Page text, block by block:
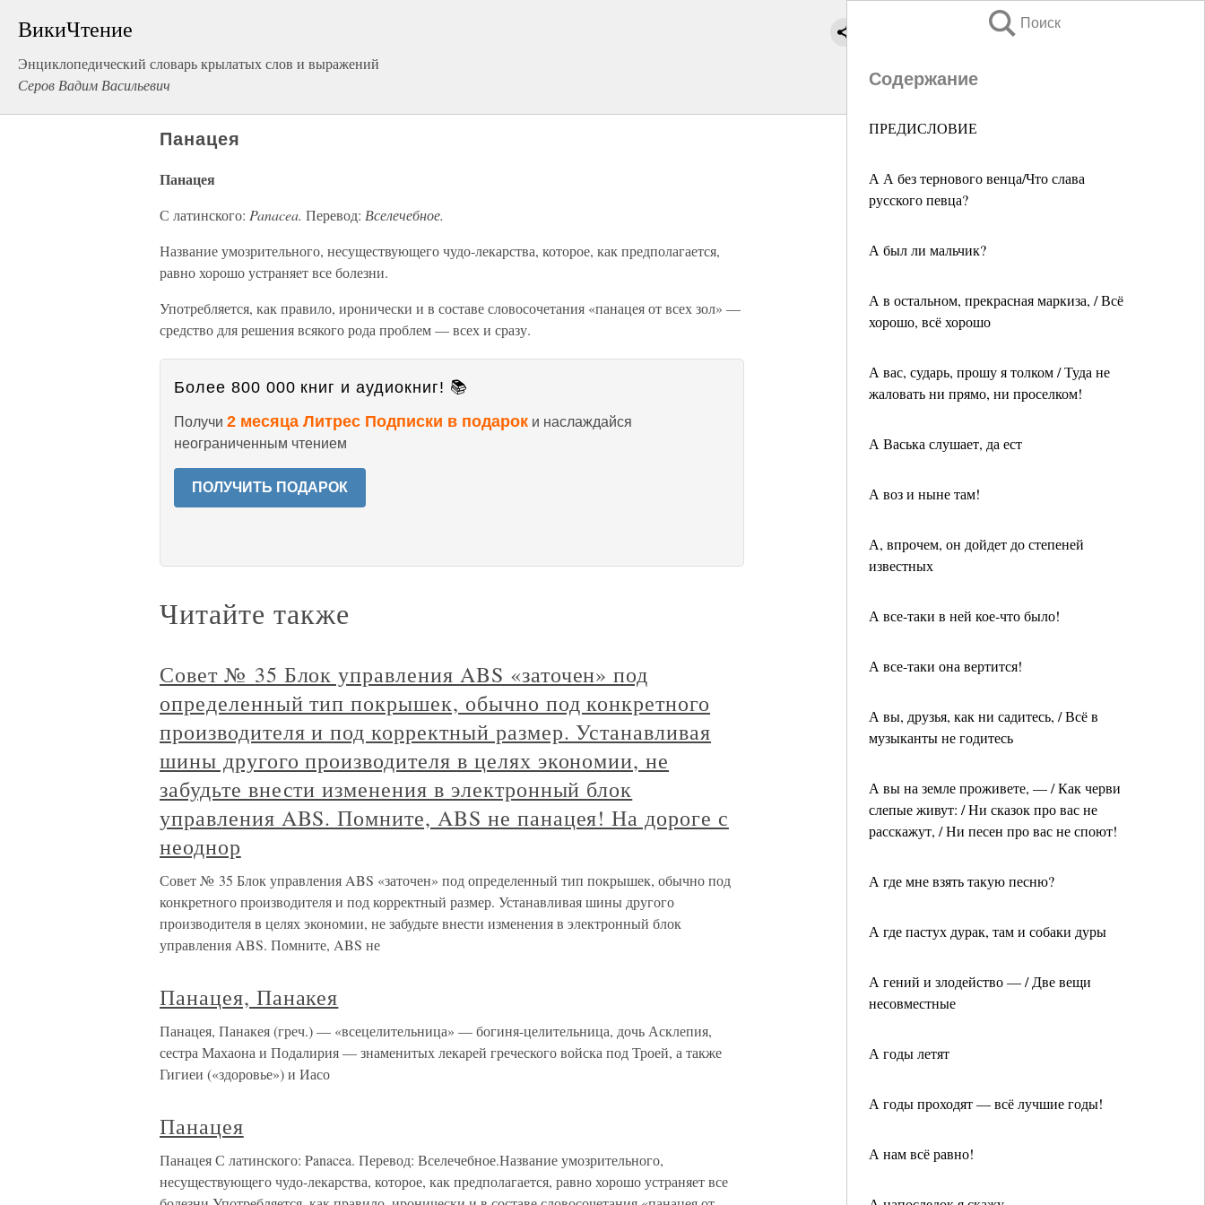
ВикиЧтение
Энциклопедический словарь крылатых слов и выражений
Серов Вадим Васильевич
Поиск
Содержание
ПРЕДИСЛОВИЕ
А А без тернового венца/Что слава
русского певца?
А был ли мальчик?
А в остальном, прекрасная маркиза, / Всё
хорошо, всё хорошо
А вас, сударь, прошу я толком / Туда не
жаловать ни прямо, ни проселком!
А Васька слушает, да ест
А воз и ныне там!
А, впрочем, он дойдет до степеней
известных
А все-таки в ней кое-что было!
А все-таки она вертится!
А вы, друзья, как ни садитесь, / Всё в
музыканты не годитесь
А вы на земле проживете, — / Как черви
слепые живут: / Ни сказок про вас не
расскажут, / Ни песен про вас не споют!
А где мне взять такую песню?
А где пастух дурак, там и собаки дуры
А гений и злодейство — / Две вещи
несовместные
А годы летят
А годы проходят — всё лучшие годы!
А нам всё равно!
Панацея
Панацея
С латинского: Panacea. Перевод: Вселечебное.
Название умозрительного, несуществующего чудо-лекарства, которое, как предполагается,
равно хорошо устраняет все болезни.
Употребляется, как правило, иронически и в составе словосочетания «панацея от всех зол» —
средство для решения всякого рода проблем — всех и сразу.
Более 800 000 книг и аудиокниг! 📚
Получи 2 месяца Литрес Подписки в подарок и наслаждайся
неограниченным чтением
ПОЛУЧИТЬ ПОДАРОК
Читайте также
Совет № 35 Блок управления ABS «заточен» под
определенный тип покрышек, обычно под конкретного
производителя и под корректный размер. Устанавливая
шины другого производителя в целях экономии, не
забудьте внести изменения в электронный блок
управления ABS. Помните, ABS не панацея! На дороге с
неоднор
Совет № 35 Блок управления ABS «заточен» под определенный тип покрышек, обычно под
конкретного производителя и под корректный размер. Устанавливая шины другого
производителя в целях экономии, не забудьте внести изменения в электронный блок
управления ABS. Помните, ABS не
Панацея, Панакея
Панацея, Панакея (греч.) — «всецелительница» — богиня-целительница, дочь Асклепия,
сестра Махаона и Подалирия — знаменитых лекарей греческого войска под Троей, а также
Гигиеи («здоровье») и Иасо
Панацея
Панацея С латинского: Panacea. Перевод: Вселечебное.Название умозрительного,
несуществующего чудо-лекарства, которое, как предполагается, равно хорошо устраняет все